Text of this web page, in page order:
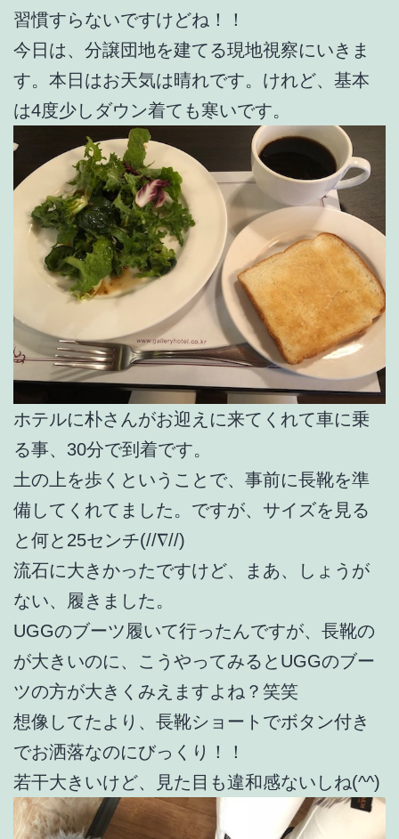
習慣すらないですけどね！！
今日は、分譲団地を建てる現地視察にいきま
す。本日はお天気は晴れです。けれど、基本
は4度少しダウン着ても寒いです。
ホテルに朴さんがお迎えに来てくれて車に乗
る事、30分で到着です。
土の上を歩くということで、事前に長靴を準
備してくれてました。ですが、サイズを見る
と何と25センチ(//∇//)
流石に大きかったですけど、まあ、しょうが
ない、履きました。
UGGのブーツ履いて行ったんですが、長靴の
が大きいのに、こうやってみるとUGGのブー
ツの方が大きくみえますよね？笑笑
想像してたより、長靴ショートでボタン付き
でお洒落なのにびっくり！！
若干大きいけど、見た目も違和感ないしね(^^)